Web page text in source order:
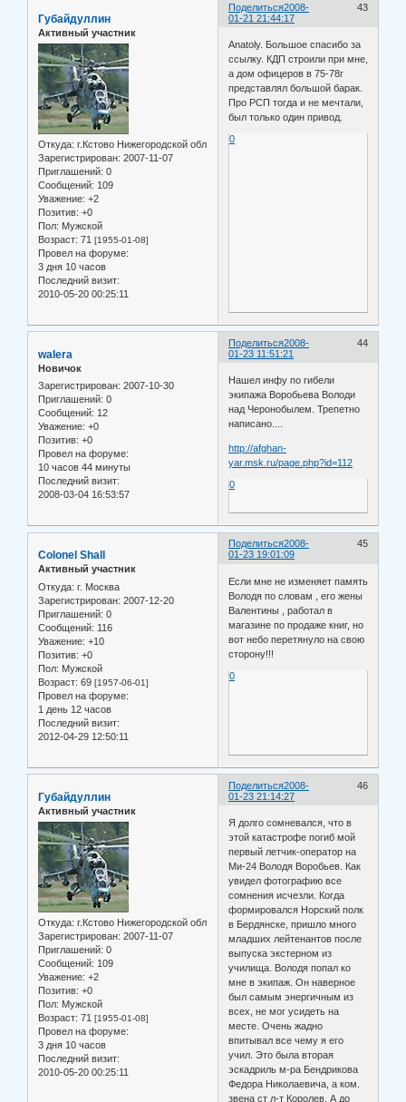
Поделиться 43
2008-
01-21 21:44:17
Губайдуллин
Активный участник
Откуда: г.Кстово Нижегородской обл
Зарегистрирован: 2007-11-07
Приглашений: 0
Сообщений: 109
Уважение: +2
Позитив: +0
Пол: Мужской
Возраст: 71 [1955-01-08]
Провел на форуме:
3 дня 10 часов
Последний визит:
2010-05-20 00:25:11
Anatoly. Большое спасибо за
ссылку. КДП строили при мне,
а дом офицеров в 75-78г
представлял большой барак.
Про РСП тогда и не мечтали,
был только один привод.
0
Поделиться 44
2008-
01-23 11:51:21
walera
Новичок
Зарегистрирован: 2007-10-30
Приглашений: 0
Сообщений: 12
Уважение: +0
Позитив: +0
Провел на форуме:
10 часов 44 минуты
Последний визит:
2008-03-04 16:53:57
Нашел инфу по гибели
экипажа Воробьева Володи
над Черонобылем. Трепетно
написано....
http://afghan-
yar.msk.ru/page.php?id=112
0
Поделиться 45
2008-
01-23 19:01:09
Colonel Shall
Активный участник
Откуда: г. Москва
Зарегистрирован: 2007-12-20
Приглашений: 0
Сообщений: 116
Уважение: +10
Позитив: +0
Пол: Мужской
Возраст: 69 [1957-06-01]
Провел на форуме:
1 день 12 часов
Последний визит:
2012-04-29 12:50:11
Если мне не изменяет память
Володя по словам , его жены
Валентины , работал в
магазине по продаже книг, но
вот небо перетянуло на свою
сторону!!!
0
Поделиться 46
2008-
01-23 21:14:27
Губайдуллин
Активный участник
Откуда: г.Кстово Нижегородской обл
Зарегистрирован: 2007-11-07
Приглашений: 0
Сообщений: 109
Уважение: +2
Позитив: +0
Пол: Мужской
Возраст: 71 [1955-01-08]
Провел на форуме:
3 дня 10 часов
Последний визит:
2010-05-20 00:25:11
Я долго сомневался, что в
этой катастрофе погиб мой
первый летчик-оператор на
Ми-24 Володя Воробьев. Как
увидел фотографию все
сомнения исчезли. Когда
формировался Норский полк
в Бердянске, пришло много
младших лейтенантов после
выпуска экстерном из
училища. Володя попал ко
мне в экипаж. Он наверное
был самым энергичным из
всех, не мог усидеть на
месте. Очень жадно
впитывал все чему я его
учил. Это была вторая
эскадриль м-ра Бендрикова
Федора Николаевича, а ком.
звена ст л-т Королев. А до